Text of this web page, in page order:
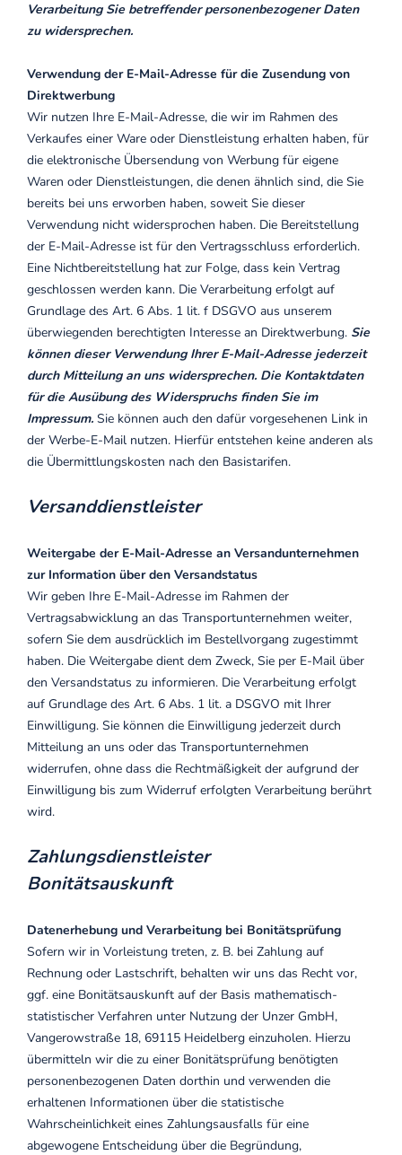
Verarbeitung Sie betreffender personenbezogener Daten
zu widersprechen.
Verwendung der E-Mail-Adresse für die Zusendung von
Direktwerbung
Wir nutzen Ihre E-Mail-Adresse, die wir im Rahmen des
Verkaufes einer Ware oder Dienstleistung erhalten haben, für
die elektronische Übersendung von Werbung für eigene
Waren oder Dienstleistungen, die denen ähnlich sind, die Sie
bereits bei uns erworben haben, soweit Sie dieser
Verwendung nicht widersprochen haben. Die Bereitstellung
der E-Mail-Adresse ist für den Vertragsschluss erforderlich.
Eine Nichtbereitstellung hat zur Folge, dass kein Vertrag
geschlossen werden kann. Die Verarbeitung erfolgt auf
Grundlage des Art. 6 Abs. 1 lit. f DSGVO aus unserem
überwiegenden berechtigten Interesse an Direktwerbung. Sie
können dieser Verwendung Ihrer E-Mail-Adresse jederzeit
durch Mitteilung an uns widersprechen. Die Kontaktdaten
für die Ausübung des Widerspruchs finden Sie im
Impressum. Sie können auch den dafür vorgesehenen Link in
der Werbe-E-Mail nutzen. Hierfür entstehen keine anderen als
die Übermittlungskosten nach den Basistarifen.
Versanddienstleister
Weitergabe der E-Mail-Adresse an Versandunternehmen
zur Information über den Versandstatus
Wir geben Ihre E-Mail-Adresse im Rahmen der
Vertragsabwicklung an das Transportunternehmen weiter,
sofern Sie dem ausdrücklich im Bestellvorgang zugestimmt
haben. Die Weitergabe dient dem Zweck, Sie per E-Mail über
den Versandstatus zu informieren. Die Verarbeitung erfolgt
auf Grundlage des Art. 6 Abs. 1 lit. a DSGVO mit Ihrer
Einwilligung. Sie können die Einwilligung jederzeit durch
Mitteilung an uns oder das Transportunternehmen
widerrufen, ohne dass die Rechtmäßigkeit der aufgrund der
Einwilligung bis zum Widerruf erfolgten Verarbeitung berührt
wird.
Zahlungsdienstleister
Bonitätsauskunft
Datenerhebung und Verarbeitung bei Bonitätsprüfung
Sofern wir in Vorleistung treten, z. B. bei Zahlung auf
Rechnung oder Lastschrift, behalten wir uns das Recht vor,
ggf. eine Bonitätsauskunft auf der Basis mathematisch-
statistischer Verfahren unter Nutzung der Unzer GmbH,
Vangerowstraße 18, 69115 Heidelberg einzuholen. Hierzu
übermitteln wir die zu einer Bonitätsprüfung benötigten
personenbezogenen Daten dorthin und verwenden die
erhaltenen Informationen über die statistische
Wahrscheinlichkeit eines Zahlungsausfalls für eine
abgewogene Entscheidung über die Begründung,